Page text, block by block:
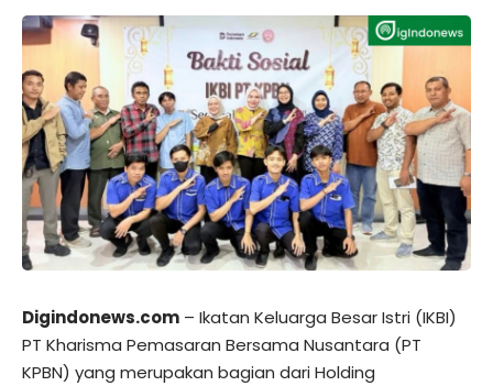
Digindonews.com – Ikatan Keluarga Besar Istri (IKBI)
PT Kharisma Pemasaran Bersama Nusantara (PT
KPBN) yang merupakan bagian dari Holding